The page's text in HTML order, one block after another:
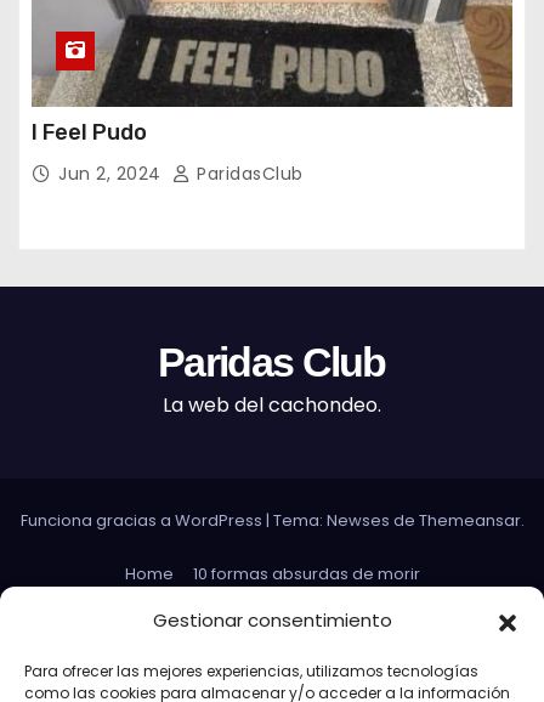
Gestionar consentimiento
Para ofrecer las mejores experiencias, utilizamos tecnologías
como las cookies para almacenar y/o acceder a la información
I Feel Pudo
Jun 2, 2024 ParidasClub
Paridas Club
La web del cachondeo.
Funciona gracias a WordPress | Tema: Newses de Themeansar.
Home
10 formas absurdas de morir
Datos curiosos que no sirven para nada
Efectos 3D con Gifs animados
El Rey Abdica